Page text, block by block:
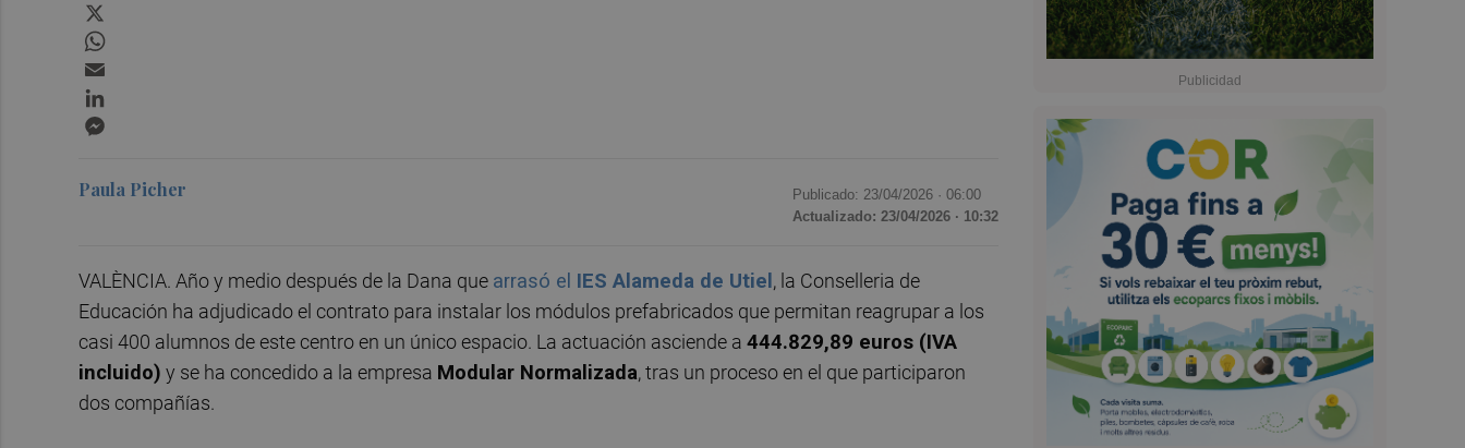
Paula Picher Publicado: 23/04/2026 · 06:00
Actualizado: 23/04/2026 · 10:32
VALÈNCIA. Año y medio después de la Dana que arrasó el IES Alameda de Utiel , la Conselleria de
Educación ha adjudicado el contrato para instalar los módulos prefabricados que permitan reagrupar a los
casi 400 alumnos de este centro en un único espacio. La actuación asciende a 444.829,89 euros (IVA
incluido) y se ha concedido a la empresa Modular Normalizada, tras un proceso en el que participaron
dos compañías.